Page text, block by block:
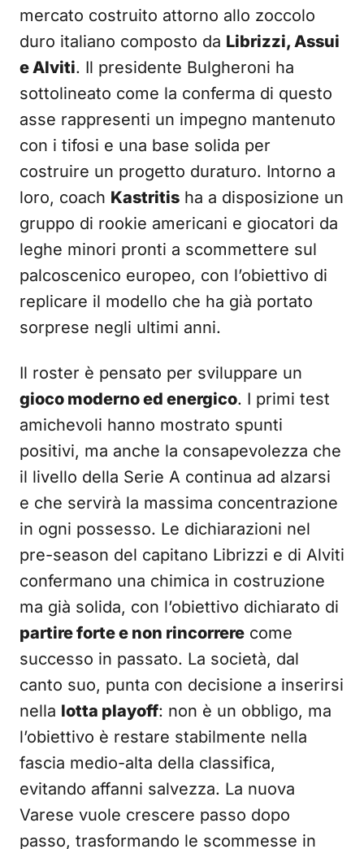
mercato costruito attorno allo zoccolo
duro italiano composto da Librizzi, Assui
e Alviti. Il presidente Bulgheroni ha
sottolineato come la conferma di questo
asse rappresenti un impegno mantenuto
con i tifosi e una base solida per
costruire un progetto duraturo. Intorno a
loro, coach Kastritis ha a disposizione un
gruppo di rookie americani e giocatori da
leghe minori pronti a scommettere sul
palcoscenico europeo, con l’obiettivo di
replicare il modello che ha già portato
sorprese negli ultimi anni.
Il roster è pensato per sviluppare un
gioco moderno ed energico. I primi test
amichevoli hanno mostrato spunti
positivi, ma anche la consapevolezza che
il livello della Serie A continua ad alzarsi
e che servirà la massima concentrazione
in ogni possesso. Le dichiarazioni nel
pre-season del capitano Librizzi e di Alviti
confermano una chimica in costruzione
ma già solida, con l’obiettivo dichiarato di
partire forte e non rincorrere come
successo in passato. La società, dal
canto suo, punta con decisione a inserirsi
nella lotta playoff: non è un obbligo, ma
l’obiettivo è restare stabilmente nella
fascia medio-alta della classifica,
evitando affanni salvezza. La nuova
Varese vuole crescere passo dopo
passo, trasformando le scommesse in